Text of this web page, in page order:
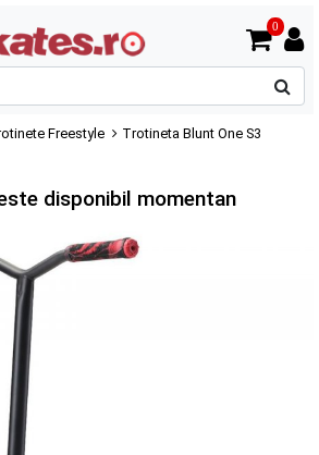
0
Freestyle
Trotineta Blunt One S3
disponibil momentan